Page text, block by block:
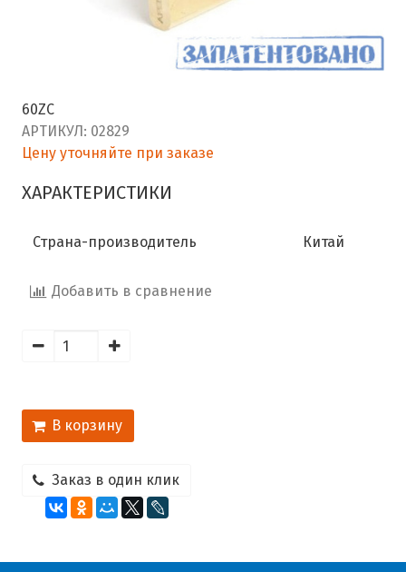
60ZC
АРТИКУЛ: 02829
Цену уточняйте при заказе
ХАРАКТЕРИСТИКИ
Страна-производитель Китай
Добавить в сравнение
В корзину
Заказ в один клик